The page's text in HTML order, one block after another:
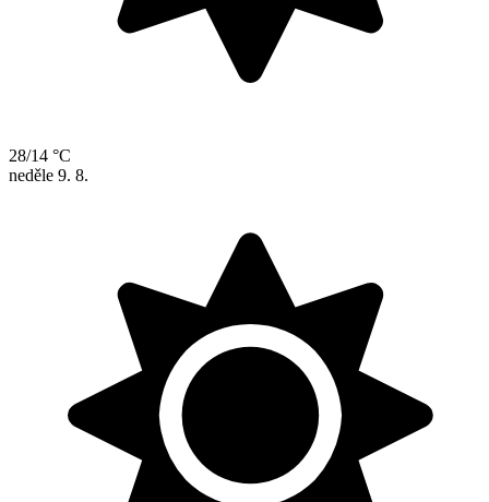
28/14 °C
neděle 9. 8.